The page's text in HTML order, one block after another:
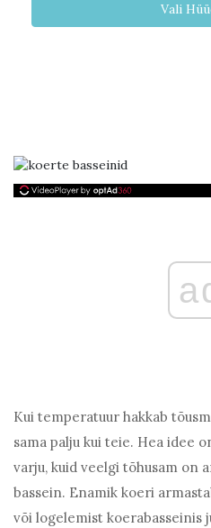
Vali
Kui temperatuur hakkab
sama palju kui teie. Hea idee
varju, kuid veelgi tõhusam on
bassein. Enamik koeri
või logelemist koerabasseinis